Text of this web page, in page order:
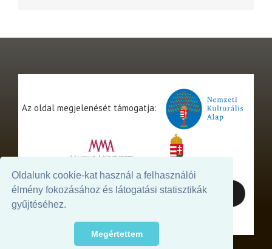
Oldalunk cookie-kat használ a felhasználói
élmény fokozásához és látogatási statisztikák
gyűjtéséhez.
Megértettem
Az oldal megjelenését támogatja: